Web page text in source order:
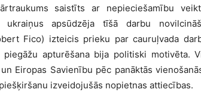
saistīts ar nepieciešamību
apsūdzēja tīšā darbu
Fico) izteicis prieku par cauruļvada
apturēšana bija politiski motivēta.
Eiropas Savienību pēc panāktās
izveidojušās nopietnas attiecības.